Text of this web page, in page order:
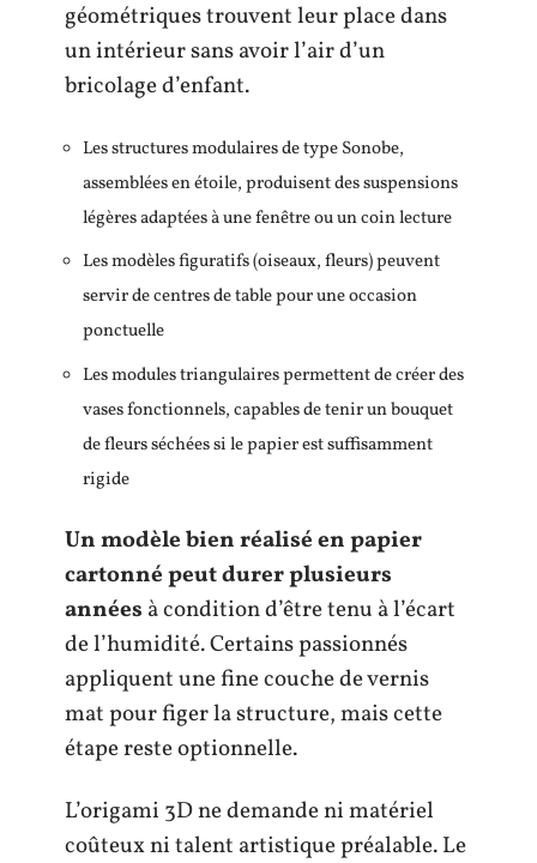
géométriques trouvent leur place dans
un intérieur sans avoir l’air d’un
bricolage d’enfant.
Les structures modulaires de type Sonobe,
assemblées en étoile, produisent des suspensions
légères adaptées à une fenêtre ou un coin lecture
Les modèles figuratifs (oiseaux, fleurs) peuvent
servir de centres de table pour une occasion
ponctuelle
Les modules triangulaires permettent de créer des
vases fonctionnels, capables de tenir un bouquet
de fleurs séchées si le papier est suffisamment
rigide
Un modèle bien réalisé en papier
cartonné peut durer plusieurs
années à condition d’être tenu à l’écart
de l’humidité. Certains passionnés
appliquent une fine couche de vernis
mat pour figer la structure, mais cette
étape reste optionnelle.
L’origami 3D ne demande ni matériel
coûteux ni talent artistique préalable. Le